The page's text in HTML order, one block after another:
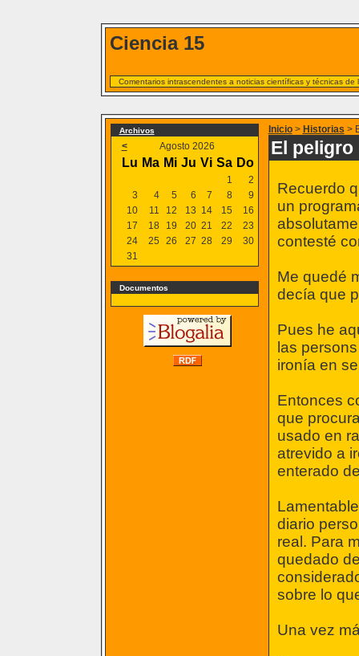
Ciencia 15
Comentarios intrascendentes a noticias científicas y técnicas de
Archivos
< Agosto 2026
Lu Ma Mi Ju Vi Sa Do
1
2
3
4 5 6 7 8
9
10
11 12 13 14 15
16
17
18 19 20 21 22
23
24
25 26 27 28 29
30
31
Documentos
Inicio> Historias >
El peligro
Recuerdo
un
contesté
Me quedé
decía que
Pues he
las
ironía en
Entonces
que
usado en
atrevido a
enterado
diario
real. Para
quedado
sobre lo
Una vez